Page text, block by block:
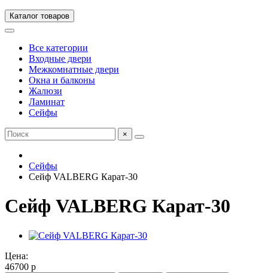
Каталог товаров
Все категории
Входные двери
Межкомнатные двери
Окна и балконы
Жалюзи
Ламинат
Сейфы
×
Сейфы
Сейф VALBERG Карат-30
Сейф VALBERG Карат-30
Цена:
46700 р